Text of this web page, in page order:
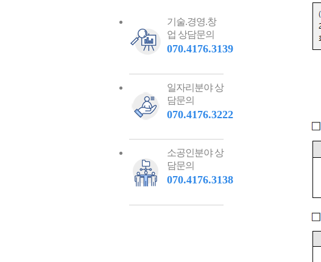
기술.경영.창
업 상담문의
070.4176.3139
일자리분야 상
담문의
070.4176.3222
소공인분야 상
담문의
070.4176.3138